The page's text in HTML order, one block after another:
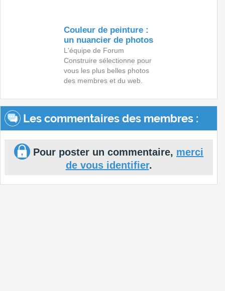
Couleur de peinture :
un nuancier de photos
L'équipe de Forum
Construire sélectionne pour
vous les plus belles photos
des membres et du web.
Les commentaires des membres :
Pour poster un commentaire, merci
de vous identifier.